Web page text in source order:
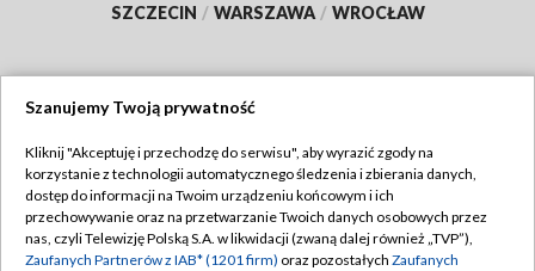
SZCZECIN / WARSZAWA / WROCŁAW
TVP
Abonament TVP
Emisja w TVP
Regulamin TVP
Polityka prywatności
Szanujemy Twoją prywatność
Kliknij "Akceptuję i przechodzę do serwisu", aby wyrazić zgody na
korzystanie z technologii automatycznego śledzenia i zbierania danych,
dostęp do informacji na Twoim urządzeniu końcowym i ich
przechowywanie oraz na przetwarzanie Twoich danych osobowych przez
nas, czyli Telewizję Polską S.A. w likwidacji (zwaną dalej również „TVP”),
Zaufanych Partnerów z IAB* (1201 firm) oraz pozostałych Zaufanych